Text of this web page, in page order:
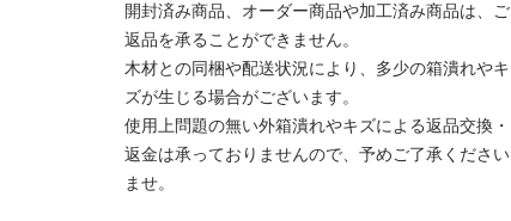
開封済み商品、オーダー商品や加工済み商品は、ご
返品を承ることができません。
木材との同梱や配送状況により、多少の箱潰れやキ
ズが生じる場合がございます。
使用上問題の無い外箱潰れやキズによる返品交換・
返金は承っておりませんので、予めご了承ください
ませ。